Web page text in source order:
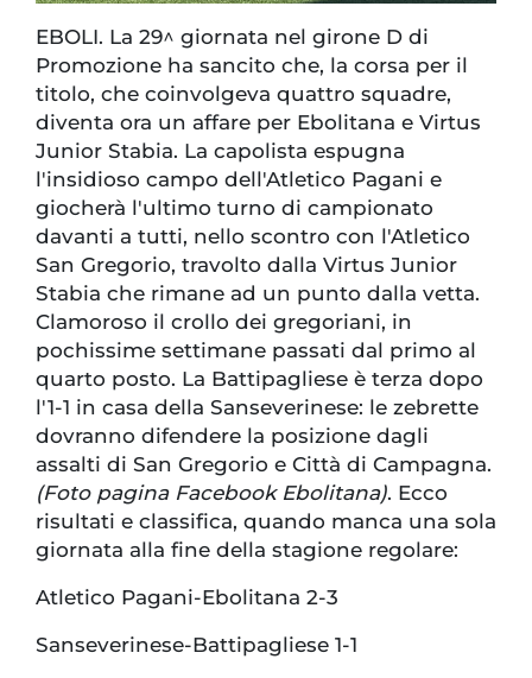
EBOLI. La 29^ giornata nel girone D di
Promozione ha sancito che, la corsa per il
titolo, che coinvolgeva quattro squadre,
diventa ora un affare per Ebolitana e Virtus
Junior Stabia. La capolista espugna
l'insidioso campo dell'Atletico Pagani e
giocherà l'ultimo turno di campionato
davanti a tutti, nello scontro con l'Atletico
San Gregorio, travolto dalla Virtus Junior
Stabia che rimane ad un punto dalla vetta.
Clamoroso il crollo dei gregoriani, in
pochissime settimane passati dal primo al
quarto posto. La Battipagliese è terza dopo
l'1-1 in casa della Sanseverinese: le zebrette
dovranno difendere la posizione dagli
assalti di San Gregorio e Città di Campagna.
(Foto pagina Facebook Ebolitana). Ecco
risultati e classifica, quando manca una sola
giornata alla fine della stagione regolare:
Atletico Pagani-Ebolitana 2-3
Sanseverinese-Battipagliese 1-1